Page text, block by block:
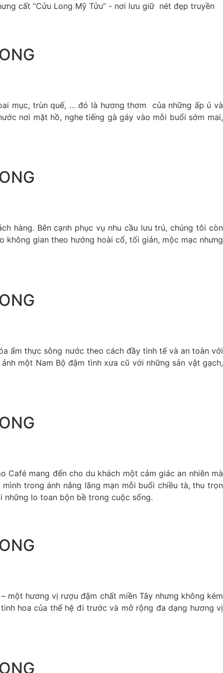
cất “Cửu Long Mỹ Tửu” - nơi lưu giữ nét đẹp truyền
mục, trùn quế, … đó là hương thơm của những ấp ủ và
nơi mặt hồ, nghe tiếng gà gáy vào mỗi buổi sớm mai,
hàng. Bên cạnh phục vụ nhu cầu lưu trú, chúng tôi còn
gian theo hướng hoài cổ, tối giản, mộc mạc nhưng
ẩm thực sông nước theo cách đầy tinh tế và an toàn với
một Nam Bộ đậm tình xưa cũ với những sản vật gạch,
mang đến cho du khách một cảm giác an nhiên mà
trong ánh nắng lãng mạn mỗi buổi chiều tà, thu trọn
những lo toan bộn bề trong cuộc sống.
một hương vị rượu đậm chất miền Tây nhưng không kém
hoa của thế hệ đi trước và mở rộng đa dạng hương vị